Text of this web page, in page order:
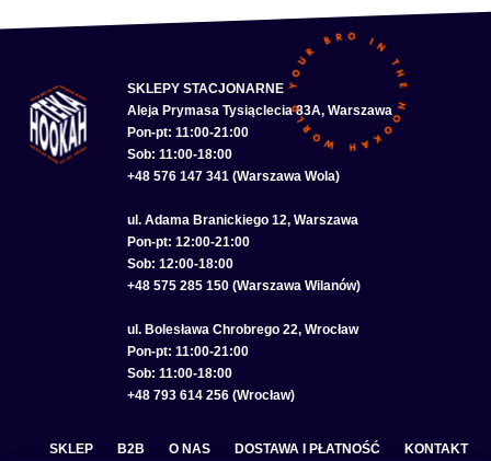
SKLEPY STACJONARNE
Aleja Prymasa Tysiąclecia 83A, Warszawa
Pon-pt: 11:00-21:00
Sob: 11:00-18:00
+48 576 147 341 (Warszawa Wola)
ul. Adama Branickiego 12, Warszawa
Pon-pt: 12:00-21:00
Sob: 12:00-18:00
+48 575 285 150 (Warszawa Wilanów)
ul. Bolesława Chrobrego 22, Wrocław
Pon-pt: 11:00-21:00
Sob: 11:00-18:00
+48 793 614 256 (Wrocław)
SKLEP B2B O NAS DOSTAWA I PŁATNOŚĆ KONTAKT